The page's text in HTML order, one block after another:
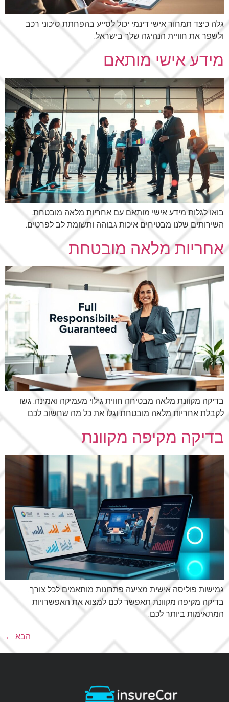
גלה כיצד תמחור אישי דינמי יכול לסייע בהפחתת סיכוני רכב
ולשפר את חוויית הנהיגה שלך בישראל.
מידע אישי מותאם
בואו לגלות מידע אישי מותאם עם אחריות מלאה מובטחת.
השירותים שלנו מבטיחים איכות גבוהה ותשומת לב לפרטים.
אחריות מלאה מובטחת
בדיקה מקוונת מלאה מבטיחה חווית גילוי מעמיקה ואמינה. גשו
לקבלת אחריות מלאה מובטחת וגלו את כל מה שחשוב לכם.
בדיקה מקיפה מקוונת
גמישות פוליסה אישית מציעה פתרונות מותאמים לכל צורך.
בדיקה מקיפה מקוונת תאפשר לכם למצוא את האפשרויות
המתאימות ביותר לכם.
הבא ←